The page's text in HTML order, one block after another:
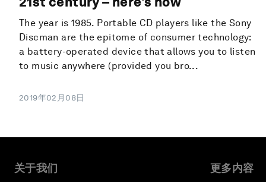
The year is 1985. Portable CD players like the Sony
Discman are the epitome of consumer technology:
a battery-operated device that allows you to listen
to music anywhere (provided you bro...
2019年02月08日
关于我们 更多内容